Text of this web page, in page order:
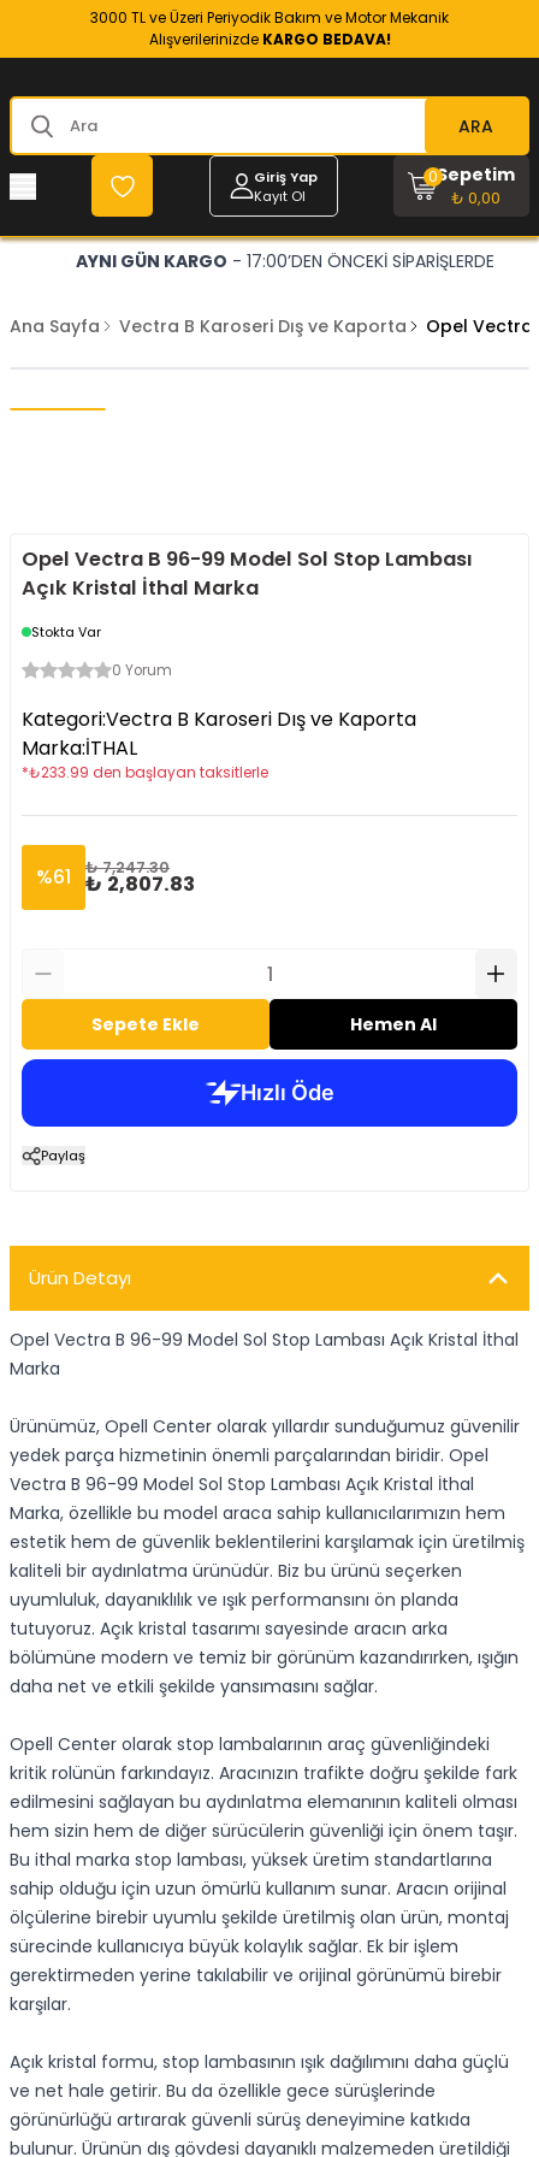
3000 TL ve Üzeri Periyodik Bakım ve Motor Mekanik
Alışverilerinizde KARGO BEDAVA!
ARA
Giriş Yap
Kayıt Ol
Sepetim
₺ 0,00
0
AYNI GÜN KARGO - 17:00’DEN ÖNCEKİ SİPARİŞLERDE
Ana Sayfa Vectra B Karoseri Dış ve Kaporta Opel Vectra
Opel Vectra B 96-99 Model Sol Stop Lambası
Açık Kristal İthal Marka
Stokta Var
0 Yorum
Kategori:Vectra B Karoseri Dış ve Kaporta
Marka:İTHAL
*₺233.99 den başlayan taksitlerle
%61 ₺ 7,247.30
₺ 2,807.83
Sepete Ekle Hemen Al
Paylaş
Ürün Detayı
Opel Vectra B 96-99 Model Sol Stop Lambası Açık Kristal İthal
Marka
Ürünümüz, Opell Center olarak yıllardır sunduğumuz güvenilir
yedek parça hizmetinin önemli parçalarından biridir. Opel
Vectra B 96-99 Model Sol Stop Lambası Açık Kristal İthal
Marka, özellikle bu model araca sahip kullanıcılarımızın hem
estetik hem de güvenlik beklentilerini karşılamak için üretilmiş
kaliteli bir aydınlatma ürünüdür. Biz bu ürünü seçerken
uyumluluk, dayanıklılık ve ışık performansını ön planda
tutuyoruz. Açık kristal tasarımı sayesinde aracın arka
bölümüne modern ve temiz bir görünüm kazandırırken, ışığın
daha net ve etkili şekilde yansımasını sağlar.
Opell Center olarak stop lambalarının araç güvenliğindeki
kritik rolünün farkındayız. Aracınızın trafikte doğru şekilde fark
edilmesini sağlayan bu aydınlatma elemanının kaliteli olması
hem sizin hem de diğer sürücülerin güvenliği için önem taşır.
Bu ithal marka stop lambası, yüksek üretim standartlarına
sahip olduğu için uzun ömürlü kullanım sunar. Aracın orijinal
ölçülerine birebir uyumlu şekilde üretilmiş olan ürün, montaj
sürecinde kullanıcıya büyük kolaylık sağlar. Ek bir işlem
gerektirmeden yerine takılabilir ve orijinal görünümü birebir
karşılar.
Açık kristal formu, stop lambasının ışık dağılımını daha güçlü
ve net hale getirir. Bu da özellikle gece sürüşlerinde
görünürlüğü artırarak güvenli sürüş deneyimine katkıda
bulunur. Ürünün dış gövdesi dayanıklı malzemeden üretildiği